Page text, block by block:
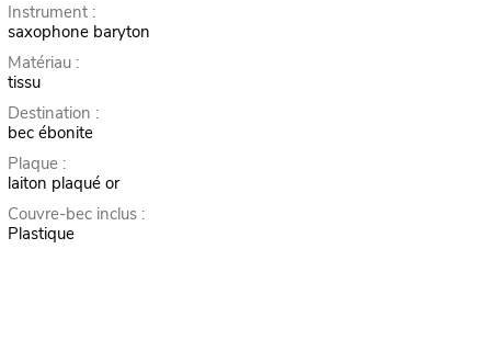
Instrument :
saxophone baryton
Matériau :
tissu
Destination :
bec ébonite
Plaque :
laiton plaqué or
Couvre-bec inclus :
Plastique